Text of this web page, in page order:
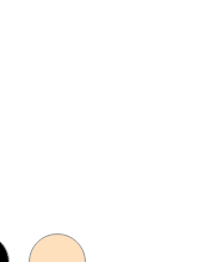
Czarny Beżowy